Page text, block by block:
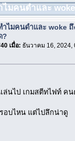
มคนดำและ
ำไมคนดำและ woke ถึ
?
เมื่อ: ธันวาคม 16, 2024,
เล่นไป เกมสตีทไฟท์
อบไหน แต่ไปลึกน่าดู